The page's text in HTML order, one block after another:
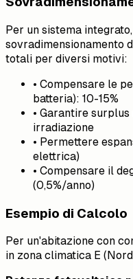
Per un sistema
sovradimensionamento
totali per diversi motivi:
• Compensare le
batteria): 10-15%
• Garantire
irradiazione
• Permettere
elettrica)
• Compensare il
(0,5%/anno)
Esempio di Calcolo
Per un'abitazione con
in zona climatica E